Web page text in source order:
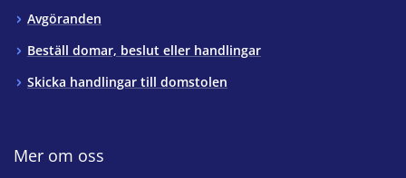
Avgöranden
Beställ domar, beslut eller handlingar
Skicka handlingar till domstolen
Mer om oss